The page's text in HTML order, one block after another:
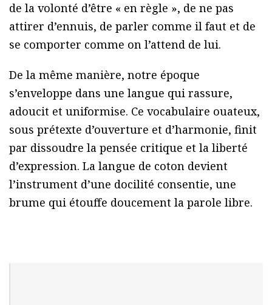
de la volonté d’être « en règle », de ne pas
attirer d’ennuis, de parler comme il faut et de
se comporter comme on l’attend de lui.
De la même manière, notre époque
s’enveloppe dans une langue qui rassure,
adoucit et uniformise. Ce vocabulaire ouateux,
sous prétexte d’ouverture et d’harmonie, finit
par dissoudre la pensée critique et la liberté
d’expression. La langue de coton devient
l’instrument d’une docilité consentie, une
brume qui étouffe doucement la parole libre.